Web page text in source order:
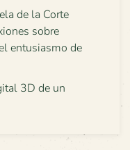
de la Corte
sobre
entusiasmo de
3D de un